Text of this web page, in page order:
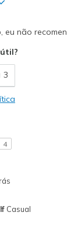
Feels true to
eu não
3
4
Casual